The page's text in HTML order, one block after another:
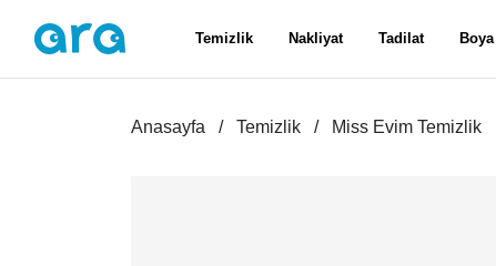
Temizlik Nakliyat Tadilat Boya
Anasayfa Temizlik Miss Evim Temizlik